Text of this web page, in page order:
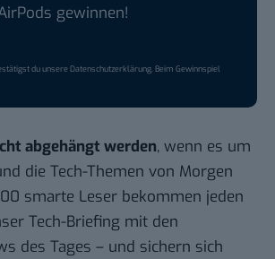
gewinnen!
du unsereDatenschutzerklärung. Beim Gewinnspiel
abgehängt werden, wenn es um
die Tech-Themen von Morgen
smarte Leser bekommen jeden
Tech-Briefing mit den
des Tages – und sichern sich